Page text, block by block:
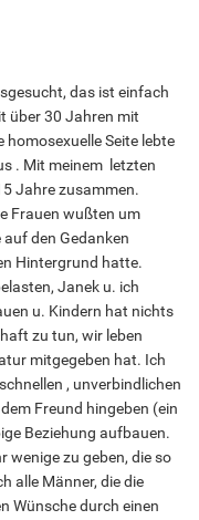
das ist einfach
über 30 Jahren mit
homosexuelle Seite lebte
. Mit meinem letzten
Jahre zusammen.
Frauen wußten um
den Gedanken
Hintergrund hatte.
Janek u. ich
u. Kindern hat nichts
zu tun, wir leben
mitgegeben hat. Ich
, unverbindlichen
Freund hingeben (ein
Beziehung aufbauen.
wenige zu geben, die so
alle Männer, die die
Wünsche durch einen